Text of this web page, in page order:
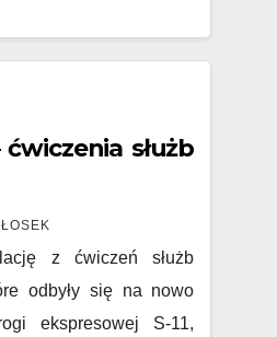
ćwiczenia służb
z ćwiczeń służb
odbyły się na nowo
ekspresowej S-11,